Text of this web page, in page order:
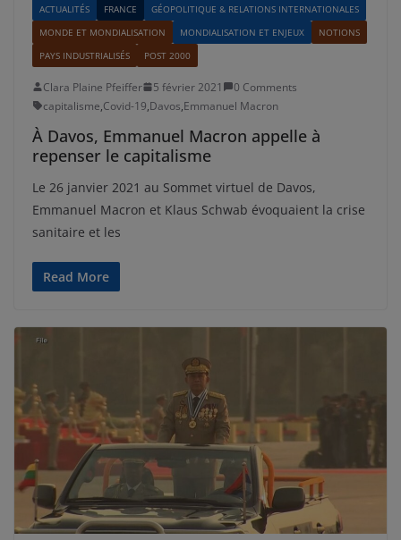
ACTUALITÉS FRANCE
GÉOPOLITIQUE & RELATIONS INTERNATIONALES
MONDE ET MONDIALISATION
MONDIALISATION ET ENJEUX
NOTIONS
PAYS INDUSTRIALISÉS
POST 2000
Clara Plaine Pfeiffer 5 février 2021
0 Comments
capitalisme,Covid-19,Davos,Emmanuel Macron
À Davos, Emmanuel Macron appelle à
repenser le capitalisme
Le 26 janvier 2021 au Sommet virtuel de Davos,
Emmanuel Macron et Klaus Schwab évoquaient la crise
sanitaire et les
Read More